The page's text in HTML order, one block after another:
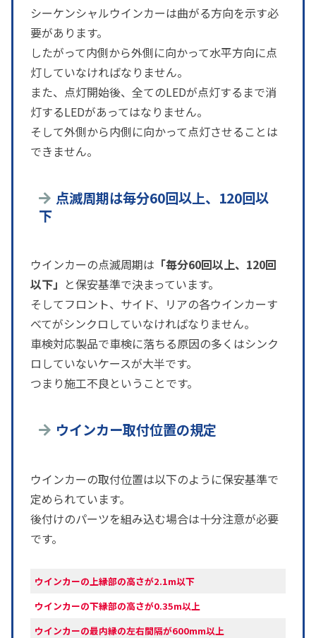
シーケンシャルウインカーは曲がる方向を示す必
要があります。
したがって内側から外側に向かって水平方向に点
灯していなければなりません。
また、点灯開始後、全てのLEDが点灯するまで消
灯するLEDがあってはなりません。
そして外側から内側に向かって点灯させることは
できません。
点滅周期は毎分60回以上、120回以
下
ウインカーの点滅周期は 「毎分60回以上、120回
以下」 と保安基準で決まっています。
そしてフロント、サイド、リアの各ウインカーす
べてがシンクロしていなければなりません。
車検対応製品で車検に落ちる原因の多くはシンク
ロしていないケースが大半です。
つまり施工不良ということです。
ウインカー取付位置の規定
ウインカーの取付位置は以下のように保安基準で
定められています。
後付けのパーツを組み込む場合は十分注意が必要
です。
ウインカーの上縁部の高さが2.1m以下
ウインカーの下縁部の高さが0.35m以上
ウインカーの最内縁の左右間隔が600mm以上